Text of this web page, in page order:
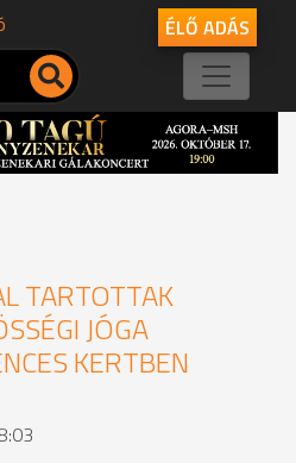
ÉLŐ ADÁS
TARTOTTAK
JÓGA
KERTBEN